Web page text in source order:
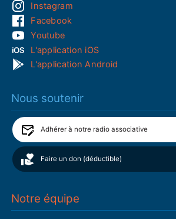
Instagram
Facebook
Youtube
L'application iOS
L'application Android
Nous soutenir
Adhérer à notre radio associative
Faire un don (déductible)
Notre équipe